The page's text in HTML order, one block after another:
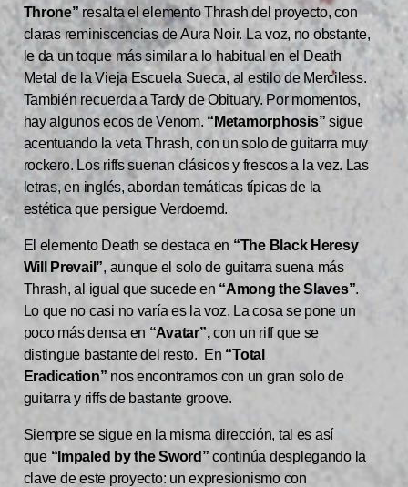
Throne”resalta el elemento Thrash del proyecto, con
claras reminiscencias de Aura Noir. La voz, no obstante,
le da un toque más similar a lo habitual en el Death
Metal de la Vieja Escuela Sueca, al estilo de Merciless.
También recuerda a Tardy de Obituary. Por momentos,
hay algunos ecos de Venom. “Metamorphosis” sigue
acentuando la veta Thrash, con un solo de guitarra muy
rockero. Los riffs suenan clásicos y frescos a la vez. Las
letras, en inglés, abordan temáticas típicas de la
estética que persigue Verdoemd.
El elemento Death se destaca en “The Black Heresy
Will Prevail”, aunque el solo de guitarra suena más
Thrash, al igual que sucede en “Among the Slaves”.
Lo que no casi no varía es la voz. La cosa se pone un
poco más densa en “Avatar”,con un riff que se
distingue bastante del resto. En “Total
Eradication” nos encontramos con un gran solo de
guitarra y riffs de bastante groove.
Siempre se sigue en la misma dirección, tal es así
que “Impaled by the Sword” continúa desplegando la
clave de este proyecto: un expresionismo con